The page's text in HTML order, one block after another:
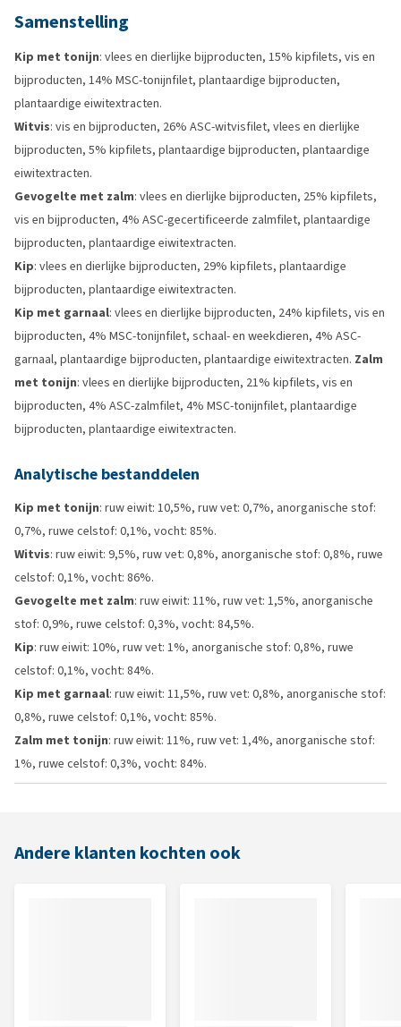
Samenstelling
Kip met tonijn: vlees en dierlijke bijproducten, 15% kipfilets, vis en
bijproducten, 14% MSC-tonijnfilet, plantaardige bijproducten,
plantaardige eiwitextracten.
Witvis: vis en bijproducten, 26% ASC-witvisfilet, vlees en dierlijke
bijproducten, 5% kipfilets, plantaardige bijproducten, plantaardige
eiwitextracten.
Gevogelte met zalm: vlees en dierlijke bijproducten, 25% kipfilets,
vis en bijproducten, 4% ASC-gecertificeerde zalmfilet, plantaardige
bijproducten, plantaardige eiwitextracten.
Kip: vlees en dierlijke bijproducten, 29% kipfilets, plantaardige
bijproducten, plantaardige eiwitextracten.
Kip met garnaal: vlees en dierlijke bijproducten, 24% kipfilets, vis en
bijproducten, 4% MSC-tonijnfilet, schaal- en weekdieren, 4% ASC-
garnaal, plantaardige bijproducten, plantaardige eiwitextracten. Zalm
met tonijn: vlees en dierlijke bijproducten, 21% kipfilets, vis en
bijproducten, 4% ASC-zalmfilet, 4% MSC-tonijnfilet, plantaardige
bijproducten, plantaardige eiwitextracten.
Analytische bestanddelen
Kip met tonijn: ruw eiwit: 10,5%, ruw vet: 0,7%, anorganische stof:
0,7%, ruwe celstof: 0,1%, vocht: 85%.
Witvis: ruw eiwit: 9,5%, ruw vet: 0,8%, anorganische stof: 0,8%, ruwe
celstof: 0,1%, vocht: 86%.
Gevogelte met zalm: ruw eiwit: 11%, ruw vet: 1,5%, anorganische
stof: 0,9%, ruwe celstof: 0,3%, vocht: 84,5%.
Kip: ruw eiwit: 10%, ruw vet: 1%, anorganische stof: 0,8%, ruwe
celstof: 0,1%, vocht: 84%.
Kip met garnaal: ruw eiwit: 11,5%, ruw vet: 0,8%, anorganische stof:
0,8%, ruwe celstof: 0,1%, vocht: 85%.
Zalm met tonijn: ruw eiwit: 11%, ruw vet: 1,4%, anorganische stof:
1%, ruwe celstof: 0,3%, vocht: 84%.
Andere klanten kochten ook